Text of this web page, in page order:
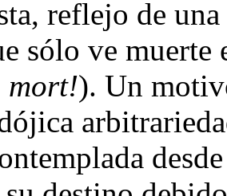
reflejo de
sólo ve
mort!). Un